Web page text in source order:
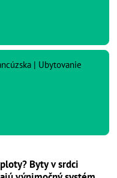
| Ubytovanie
Byty v srdci